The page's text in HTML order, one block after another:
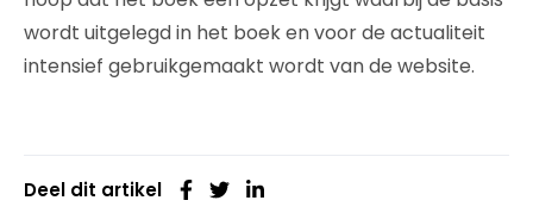
wordt uitgelegd in het boek en voor de actualiteit
intensief gebruikgemaakt wordt van de website.
Deel dit artikel